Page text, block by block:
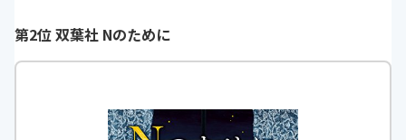
https://monita.online
第2位 双葉社 Nのために